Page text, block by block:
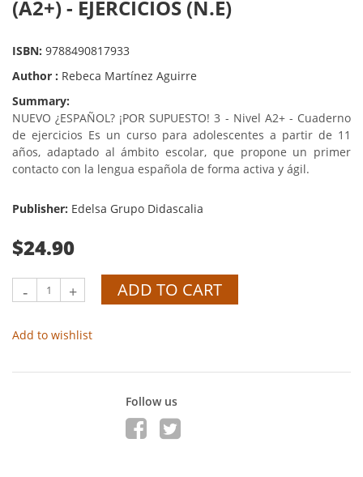
(A2+) - EJERCICIOS (N.E)
ISBN: 9788490817933
Author : Rebeca Martínez Aguirre
Summary:
NUEVO ¿ESPAÑOL? ¡POR SUPUESTO! 3 - Nivel A2+ - Cuaderno
de ejercicios Es un curso para adolescentes a partir de 11
años, adaptado al ámbito escolar, que propone un primer
contacto con la lengua española de forma activa y ágil.
Publisher: Edelsa Grupo Didascalia
$24.90
- + ADD TO CART
Add to wishlist
Follow us